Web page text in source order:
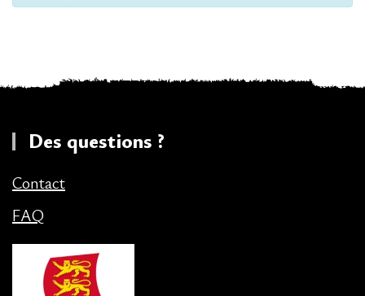
Des questions ?
Contact
FAQ